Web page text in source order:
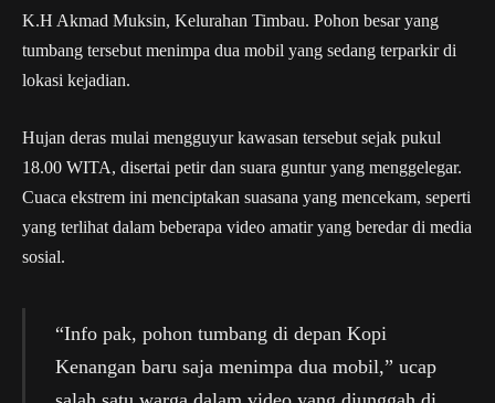
K.H Akmad Muksin, Kelurahan Timbau. Pohon besar yang
tumbang tersebut menimpa dua mobil yang sedang terparkir di
lokasi kejadian.
Hujan deras mulai mengguyur kawasan tersebut sejak pukul
18.00 WITA, disertai petir dan suara guntur yang menggelegar.
Cuaca ekstrem ini menciptakan suasana yang mencekam, seperti
yang terlihat dalam beberapa video amatir yang beredar di media
sosial.
“Info pak, pohon tumbang di depan Kopi
Kenangan baru saja menimpa dua mobil,” ucap